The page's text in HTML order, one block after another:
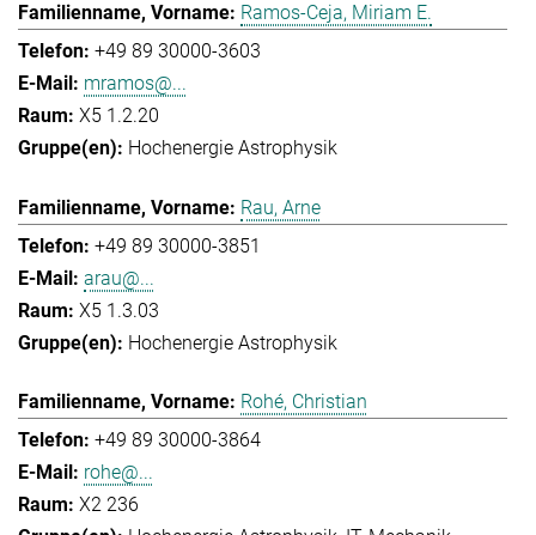
Ramos-Ceja, Miriam E.
+49 89 30000-3603
mramos@...
X5 1.2.20
Hochenergie Astrophysik
Rau, Arne
+49 89 30000-3851
arau@...
X5 1.3.03
Hochenergie Astrophysik
Rohé, Christian
+49 89 30000-3864
rohe@...
X2 236